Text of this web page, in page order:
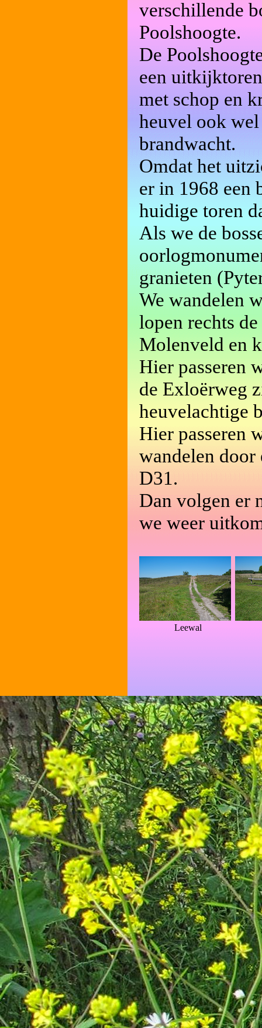
verschillende
Poolshoogte.
De
een
met schop en
heuvel ook
brandwacht.
Omdat het
er in 1968 een
huidige toren
Als we de
granieten
We wandelen
lopen rechts
Molenveld en
Hier passeren
de Exloërweg
heuvelachtige
Hier passeren
wandelen door
D31.
Dan volgen er
we weer
Leewal